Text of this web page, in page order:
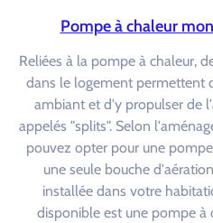
Pompe à chaleur
Reliées à la pompe à chaleur,
dans le logement permettent
ambiant et d'y propulser de
appelés "splits". Selon
pouvez opter pour une
une seule bouche
installée dans votre
disponible est une pompe à